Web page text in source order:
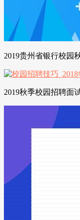
2019贵州省银行校园
2019秋季校园招聘面